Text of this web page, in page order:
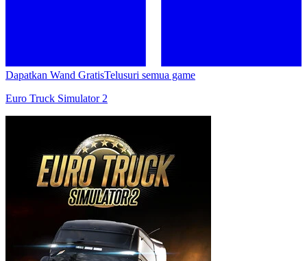
Dapatkan Wand GratisTelusuri semua game
Euro Truck Simulator 2